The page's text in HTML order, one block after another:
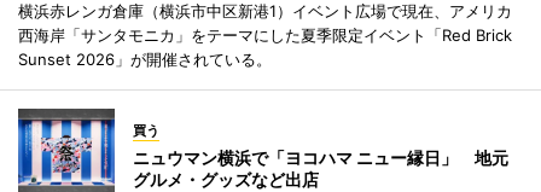
横浜赤レンガ倉庫（横浜市中区新港1）イベント広場で現在、アメリカ
西海岸「サンタモニカ」をテーマにした夏季限定イベント「Red Brick
Sunset 2026」が開催されている。
買う
ニュウマン横浜で「ヨコハマ ニュー縁日」 地元
グルメ・グッズなど出店